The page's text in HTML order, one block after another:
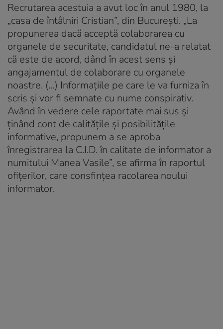
Recrutarea acestuia a avut loc în anul 1980, la
„casa de întâlniri Cristian”, din București. „La
propunerea dacă acceptă colaborarea cu
organele de securitate, candidatul ne-a relatat
că este de acord, dând în acest sens și
angajamentul de colaborare cu organele
noastre. (…) Informațiile pe care le va furniza în
scris și vor fi semnate cu nume conspirativ.
Având în vedere cele raportate mai sus și
ținând cont de calitățile și posibilitățile
informative, propunem a se aproba
înregistrarea la C.I.D. în calitate de informator a
numitului Manea Vasile”, se afirma în raportul
ofițerilor, care consfințea racolarea noului
informator.